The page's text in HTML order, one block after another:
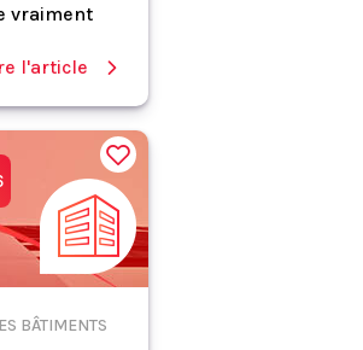
vraiment
l'article
BÂTIMENTS